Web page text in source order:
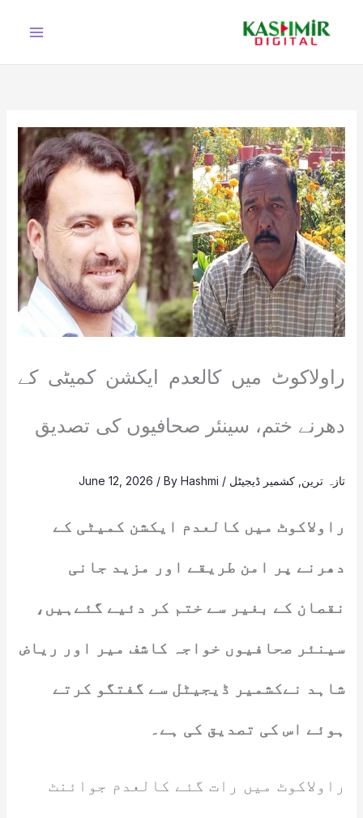
راولاکوٹ میں کالعدم ایکشن کمیٹی کے
دھرنے ختم، سینئر صحافیوں کی تصدیق
تازہ ترین کشمیر ڈیجیٹل /
June 12, 2026 / ByHashmi
راولاکوٹ میں کالعدم ایکشن کمیٹی کے
دھرنے پر امن طریقے اور مزید جانی
نقصان کے بغیر سے ختم کر دئیے گئےہیں،
سینئر صحافیوں خواجہ کاشف میر اور ریاض
شاہد نےکشمیر ڈیجیٹل سے گفتگو کرتے
ہوئے اس کی تصدیق کی ہے۔
راولاکوٹ میں رات گئے کالعدم جوائنٹ